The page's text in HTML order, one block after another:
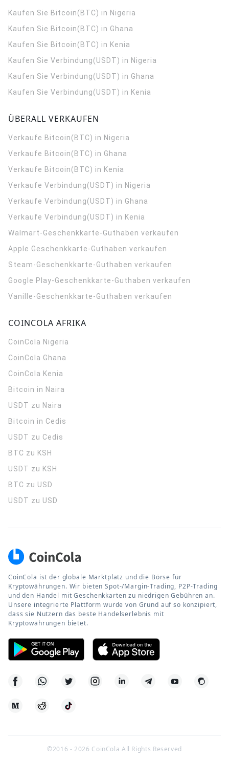
Kaufen Sie Bitcoin(BTC) in Nigeria
Kaufen Sie Bitcoin(BTC) in Ghana
Kaufen Sie Bitcoin(BTC) in Kenia
Kaufen Sie Verbindung(USDT) in Nigeria
Kaufen Sie Verbindung(USDT) in Ghana
Kaufen Sie Verbindung(USDT) in Kenia
ÜBERALL VERKAUFEN
Verkaufe Bitcoin(BTC) in Nigeria
Verkaufe Bitcoin(BTC) in Ghana
Verkaufe Bitcoin(BTC) in Kenia
Verkaufe Verbindung(USDT) in Nigeria
Verkaufe Verbindung(USDT) in Ghana
Verkaufe Verbindung(USDT) in Kenia
Walmart-Geschenkkarte-Guthaben verkaufen
Apple Geschenkkarte-Guthaben verkaufen
Steam-Geschenkkarte-Guthaben verkaufen
Google Play-Geschenkkarte-Guthaben verkaufen
Vanille-Geschenkkarte-Guthaben verkaufen
COINCOLA AFRIKA
CoinCola Nigeria
CoinCola Ghana
CoinCola Kenia
Bitcoin in Naira
USDT zu Naira
Bitcoin in Cedis
USDT zu Cedis
BTC zu KSH
USDT zu KSH
BTC zu USD
USDT zu USD
CoinCola ist der globale Marktplatz und die Börse für
Kryptowährungen. Wir bieten Spot-/Margin-Trading, P2P-Trading
und den Handel mit Geschenkkarten zu niedrigen Gebühren an.
Unsere integrierte Plattform wurde von Grund auf so konzipiert,
dass sie Nutzern das beste Handelserlebnis mit
Kryptowährungen bietet.
©2016 -2026 CoinCola All Rights Reserved